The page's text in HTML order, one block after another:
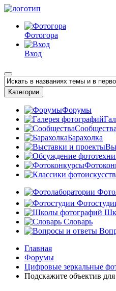
Фотогора
Вход
Категории
Форумы
Сообщества
Барахолка
Словарь
Главная
Форумы
Цифровые зеркальные
Подскажите объектив